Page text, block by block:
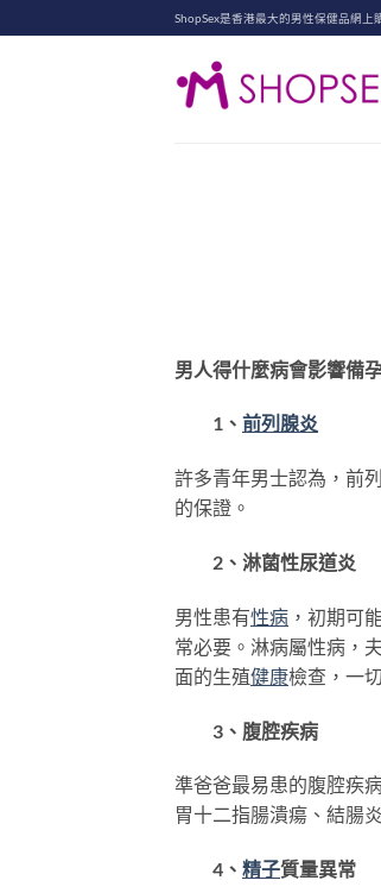
to
ShopSex是香港最大的男性保健品網上
男人得什麼病會影響備
1、 前列腺炎
許多青年男士認為，前
的保證。
2、淋菌性尿道炎
男性患有性病 ，初期可
常必要。淋病屬性病，
面的生殖健康檢查，一
3、腹腔疾病
準爸爸最易患的腹腔疾病
胃十二指腸潰瘍、結腸
4、 精子質量異常